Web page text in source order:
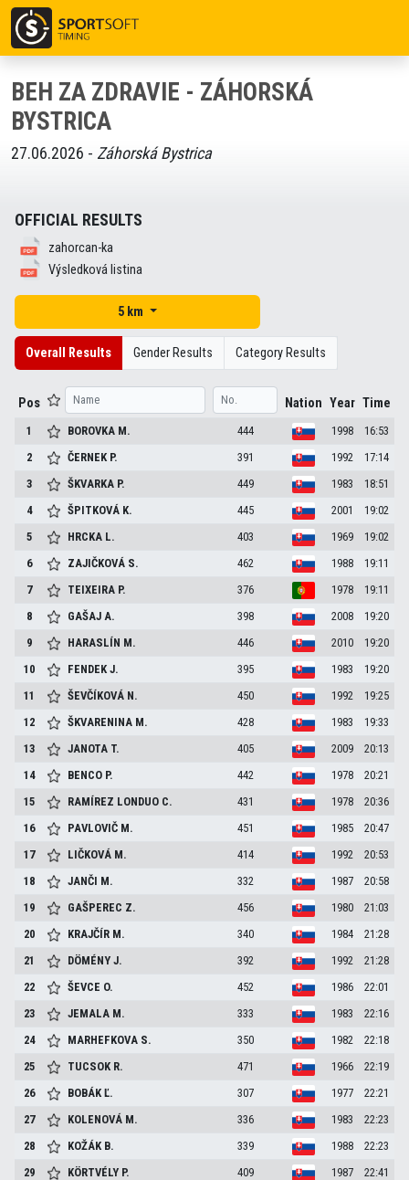
BEH ZA ZDRAVIE - ZÁHORSKÁ
BYSTRICA
27.06.2026 - Záhorská Bystrica
OFFICIAL RESULTS
zahorcan-ka
Výsledková listina
5 km
Overall Results Gender Results Category Results
Pos Nation Year Time
1 BOROVKA M. 444 1998
16:53
2
ČERNEK P. 391 1992
17:14
3
ŠKVARKA P. 449 1983
18:51
4
ŠPITKOVÁ K. 445 2001
19:02
5
HRCKA L. 403 1969
19:02
6
ZAJIČKOVÁ S. 462 1988
19:11
7
TEIXEIRA P. 376 1978
19:11
8
GAŠAJA. 398 2008
19:20
9
HARASLÍN M. 446 2010
19:20
10
FENDEKJ. 395 1983
19:20
11
ŠEVČÍKOVÁ N. 450 1992
19:25
12
ŠKVARENINA M. 428 1983
19:33
13
JANOTA T. 405 2009
20:13
14
BENCO P. 442 1978
20:21
15
RAMÍREZ LONDUO C. 431 1978
20:36
16
PAVLOVIČ M. 451 1985
20:47
17
LIČKOVÁ M. 414 1992
20:53
18
JANČI M. 332 1987
20:58
19
GAŠPEREC Z. 456 1980
21:03
20
KRAJČÍR M. 340 1984
21:28
21
DÖMÉNYJ. 392 1992
21:28
22
ŠEVCE O. 452 1986
22:01
23
JEMALA M. 333 1983
22:16
24
MARHEFKOVA S. 350 1982
22:18
25
TUCSOK R. 471 1966
22:19
26
BOBÁKĽ. 307 1977
22:21
27
KOLENOVÁ M. 336 1983
22:23
28
KOŽÁK B. 339 1988
22:23
29
KÖRTVÉLY P. 409 1987
22:41